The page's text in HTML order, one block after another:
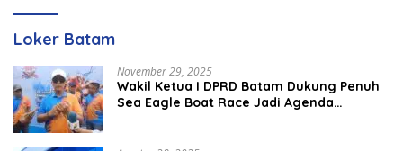
Loker Batam
November 29, 2025
Wakil Ketua I DPRD Batam Dukung Penuh
Sea Eagle Boat Race Jadi Agenda